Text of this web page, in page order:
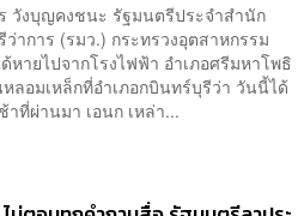
วังบุญคงชนะ รัฐมนตรีประจำสำนัก
าการ (รมว.) กระทรวงอุตสาหกรรม
ายไปจากโรงไฟฟ้า อำเภอศรีมหาโพธิ
ลอมเหล็กที่อำเภอกบินทร์บุรีว่า วันนี้ได้
ที่ผ่านมา เอนก เหล่า...